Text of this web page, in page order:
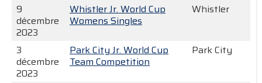
9
décembre
2023
Whistler Jr. World Cup
Womens Singles
Whistler
3
décembre
2023
Park City Jr. World Cup
Team Competition
Park City